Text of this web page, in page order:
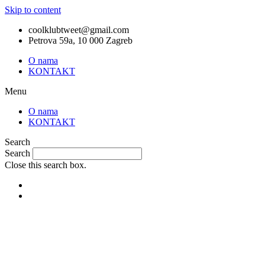
Skip to content
coolklubtweet@gmail.com
Petrova 59a, 10 000 Zagreb
O nama
KONTAKT
Menu
O nama
KONTAKT
Search
Search
Close this search box.